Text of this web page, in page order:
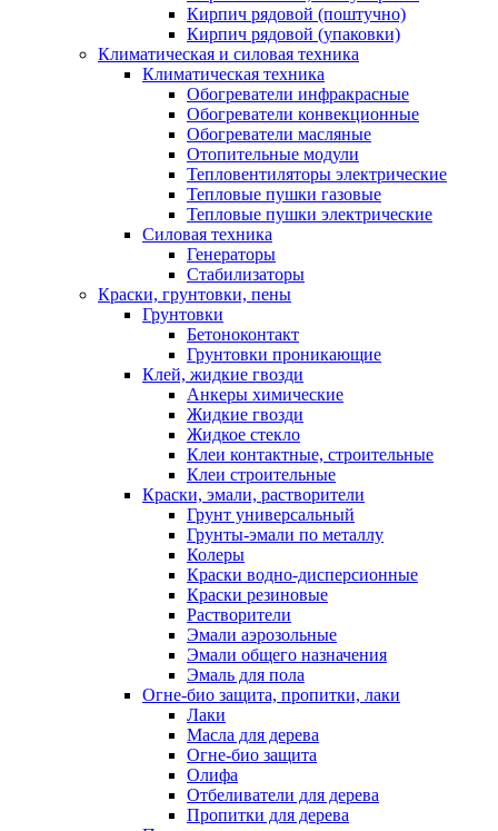
Кирпич рядовой (поштучно)
Кирпич рядовой (упаковки)
Климатическая и силовая техника
Климатическая техника
Обогреватели инфракрасные
Обогреватели конвекционные
Обогреватели масляные
Отопительные модули
Тепловентиляторы электрические
Тепловые пушки газовые
Тепловые пушки электрические
Силовая техника
Генераторы
Стабилизаторы
Краски, грунтовки, пены
Грунтовки
Бетоноконтакт
Грунтовки проникающие
Клей, жидкие гвозди
Анкеры химические
Жидкие гвозди
Жидкое стекло
Клеи контактные, строительные
Клеи строительные
Краски, эмали, растворители
Грунт универсальный
Грунты-эмали по металлу
Колеры
Краски водно-дисперсионные
Краски резиновые
Растворители
Эмали аэрозольные
Эмали общего назначения
Эмаль для пола
Огне-био защита, пропитки, лаки
Лаки
Масла для дерева
Огне-био защита
Олифа
Отбеливатели для дерева
Пропитки для дерева